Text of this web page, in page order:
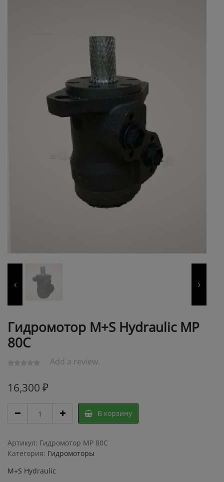
Гидромотор M+S Hydraulic MP
80C
Add a review.
16,300 ₽
Гидромотор
M+S
MP
80C
quantity
В корзину
Артикул: Гидромотор MP 80C
Категория: Гидромоторы
M+S Hydraulic